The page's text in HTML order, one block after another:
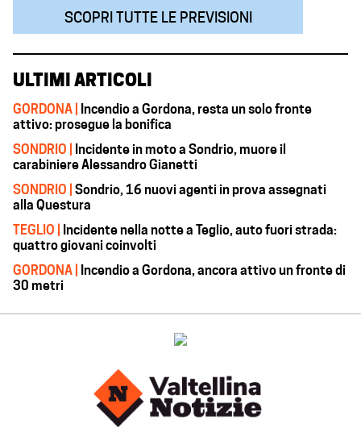
SCOPRI TUTTE LE PREVISIONI
ULTIMI ARTICOLI
GORDONA |
Incendio a Gordona, resta un solo fronte
attivo: prosegue la bonifica
SONDRIO |
Incidente in moto a Sondrio, muore il
carabiniere Alessandro Gianetti
SONDRIO | Sondrio, 16 nuovi agenti in prova assegnati
alla Questura
TEGLIO |
Incidente nella notte a Teglio, auto fuori strada:
quattro giovani coinvolti
GORDONA |
Incendio a Gordona, ancora attivo un fronte di
30 metri